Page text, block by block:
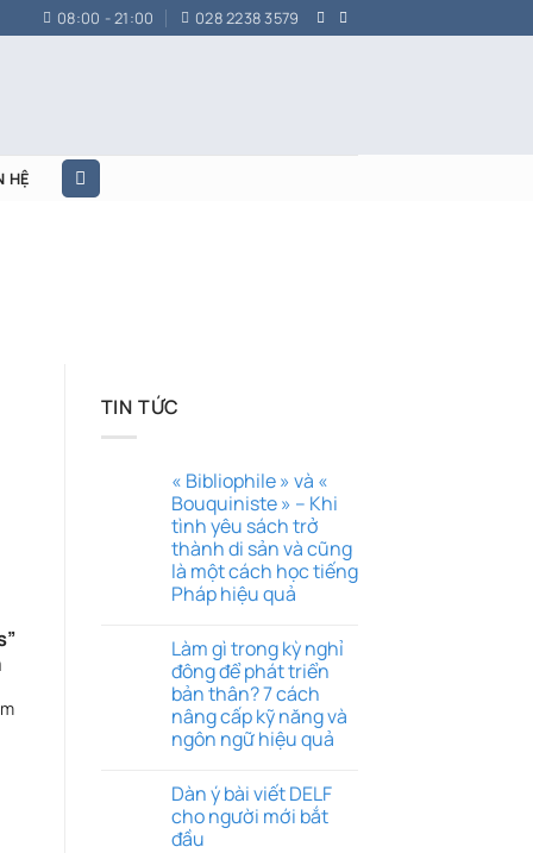
08:00 - 21:00 028 2238 3579
HỆ
TIN TỨC
« Bibliophile » và «
Bouquiniste » – Khi
tình yêu sách trở
thành di sản và cũng
là một cách học tiếng
Pháp hiệu quả
Làm gì trong kỳ nghỉ
đông để phát triển
bản thân? 7 cách
nâng cấp kỹ năng và
ngôn ngữ hiệu quả
Dàn ý bài viết DELF
cho người mới bắt
đầu